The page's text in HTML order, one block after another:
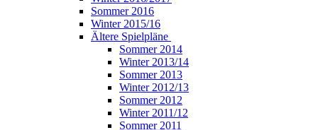
Sommer 2016
Winter 2015/16
Ältere Spielpläne
Sommer 2014
Winter 2013/14
Sommer 2013
Winter 2012/13
Sommer 2012
Winter 2011/12
Sommer 2011